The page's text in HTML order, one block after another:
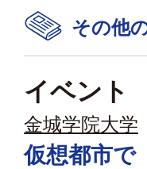
その他
イベント
金城学院大学
仮想都市で